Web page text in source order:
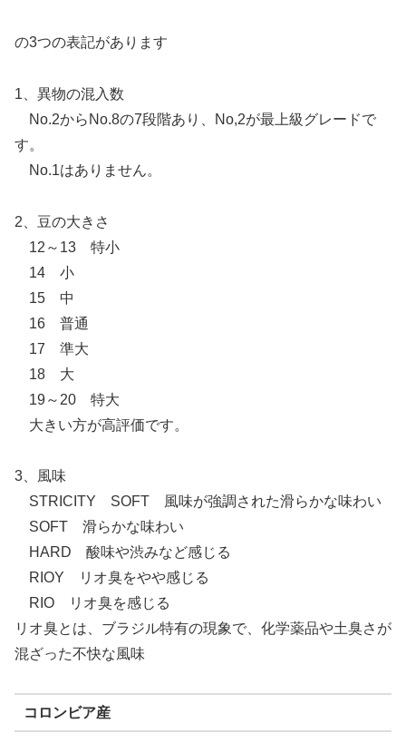
の3つの表記があります
1、異物の混入数
No.2からNo.8の7段階あり、No,2が最上級グレードで
す。
No.1はありません。
2、豆の大きさ
12～13 特小
14 小
15 中
16 普通
17 準大
18 大
19～20 特大
大きい方が高評価です。
3、風味
STRICITY SOFT 風味が強調された滑らかな味わい
SOFT 滑らかな味わい
HARD 酸味や渋みなど感じる
RIOY リオ臭をやや感じる
RIO リオ臭を感じる
リオ臭とは、ブラジル特有の現象で、化学薬品や土臭さが
混ざった不快な風味
コロンビア産